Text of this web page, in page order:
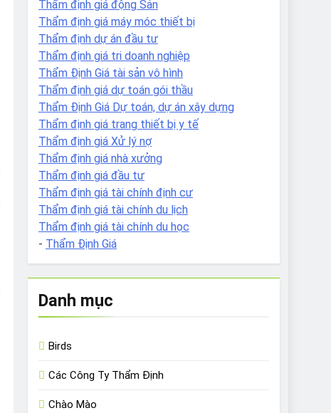
Thẩm định giá động Sản
Thẩm định giá máy móc thiết bị
Thẩm định dự án đầu tư
Thẩm định giá tri doanh nghiệp
Thẩm Định Giá tài sản vô hình
Thẩm định giá dự toán gói thầu
Thẩm Định Giá Dự toán, dự án xây dựng
Thẩm định giá trang thiết bị y tế
Thẩm định giá Xử lý nợ
Thẩm định giá nhà xưởng
Thẩm định giá đầu tư
Thẩm định giá tài chính định cư
Thẩm định giá tài chính du lịch
Thẩm định giá tài chính du học
- Thẩm Định Giá
Danh mục
Birds
Các Công Ty Thẩm Định
Chào Mào